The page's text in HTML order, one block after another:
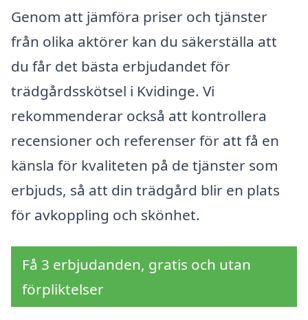
Genom att jämföra priser och tjänster
från olika aktörer kan du säkerställa att
du får det bästa erbjudandet för
trädgårdsskötsel i Kvidinge. Vi
rekommenderar också att kontrollera
recensioner och referenser för att få en
känsla för kvaliteten på de tjänster som
erbjuds, så att din trädgård blir en plats
för avkoppling och skönhet.
Få 3 erbjudanden, gratis och utan
förpliktelser